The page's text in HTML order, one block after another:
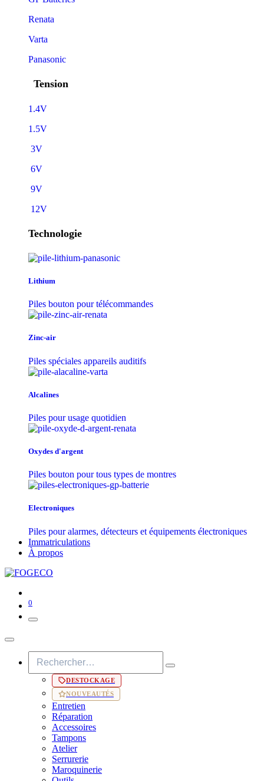
Renata
Varta
Panasonic
Tension
1.4V
1.5V
3V
6V
9V
12V
Technologie
Lithium
Piles bouton pour télécommandes
Zinc-air
Piles spéciales appareils auditifs
Alcalines
Piles pour usage quotidien
Oxydes d'argent
Piles bouton pour tous types de montres
Electroniques
Piles pour alarmes, détecteurs et équipements électroniques
Immatriculations
À propos
0
DESTOCKAGE
NOUVEAUTÉS
Entretien
Réparation
Accessoires
Tampons
Atelier
Serrurerie
Maroquinerie